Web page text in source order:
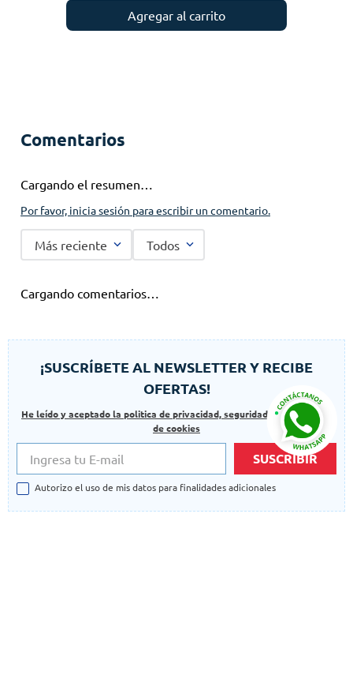
Agregar al carrito
Comentarios
Cargando el resumen…
Por favor, inicia sesión para escribir un comentario.
Más reciente Todos
Cargando comentarios…
¡SUSCRÍBETE AL NEWSLETTER Y RECIBE
OFERTAS!
He leído y aceptado la politica de privacidad, seguridad y las politicas
de cookies
SUSCRIBIR
Autorizo el uso de mis datos para finalidades adicionales